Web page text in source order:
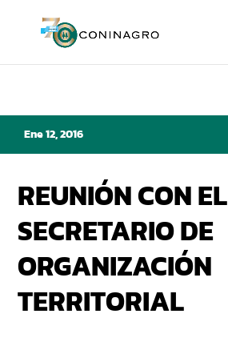
Ene 12, 2016
REUNIÓN CON EL
SECRETARIO DE
ORGANIZACIÓN
TERRITORIAL